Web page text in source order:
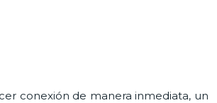
conexión de manera inmediata, un